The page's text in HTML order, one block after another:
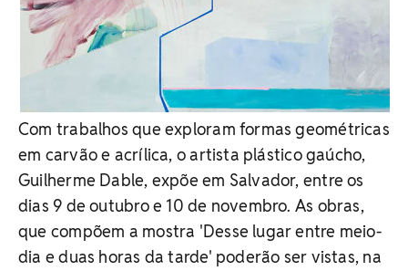
Com trabalhos que exploram formas geométricas
em carvão e acrílica, o artista plástico gaúcho,
Guilherme Dable, expõe em Salvador, entre os
dias 9 de outubro e 10 de novembro. As obras,
que compõem a mostra 'Desse lugar entre meio-
dia e duas horas da tarde' poderão ser vistas, na